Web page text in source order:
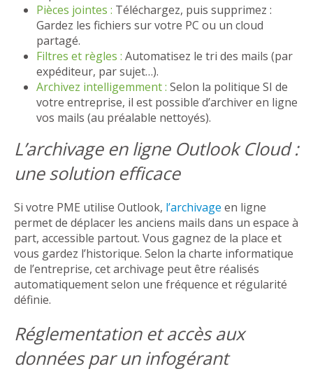
Pièces jointes : Téléchargez, puis supprimez :
Gardez les fichiers sur votre PC ou un cloud
partagé.
Filtres et règles : Automatisez le tri des mails (par
expéditeur, par sujet…).
Archivez intelligemment : Selon la politique SI de
votre entreprise, il est possible d’archiver en ligne
vos mails (au préalable nettoyés).
L’archivage en ligne Outlook Cloud :
une solution efficace
Si votre PME utilise Outlook, l’archivage en ligne
permet de déplacer les anciens mails dans un espace à
part, accessible partout. Vous gagnez de la place et
vous gardez l’historique. Selon la charte informatique
de l’entreprise, cet archivage peut être réalisés
automatiquement selon une fréquence et régularité
définie.
Réglementation et accès aux
données par un infogérant